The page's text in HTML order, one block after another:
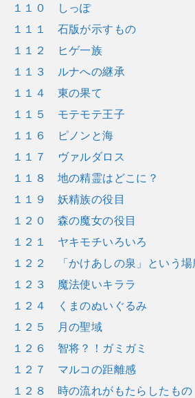
１１０ しっぽ
１１１ 石版が示すもの
１１２ ヒゲ一族
１１３ ルナへの継承
１１４ 東の果て
１１５ モテモテ王子
１１６ ピノンと海
１１７ ヴァルダロス
１１８ 地の精霊はどこに？
１１９ 妖精族の役目
１２０ 森の魔女の役目
１２１ ヤキモチいろいろ
１２２ 「かけあしの泉」という場
１２３ 魔法使いキララ
１２４ くまのぬいぐるみ
１２５ 月の聖域
１２６ 智将？！ガミガミ
１２７ マルコの距離感
１２８ 時の流れがもたらしたもの